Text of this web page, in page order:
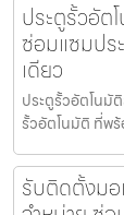
ประตูรั้วอัต
ซ่อมแซมปร
เดียว
ประตูรั้วอัตโนมั
รั้วอัตโนมัติ ที่พ
รับติดตั้งมอ